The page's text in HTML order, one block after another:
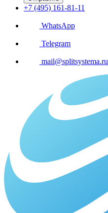
+7 (495) 161-81-11
WhatsApp
Telegram
mail@splitsystema.ru